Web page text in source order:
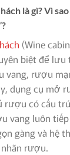
là gì? Vì
(Wine
biệt để
vang, rượu
dụng cụ mở
có cấu
vang luôn
gàng và hệ
rượu.